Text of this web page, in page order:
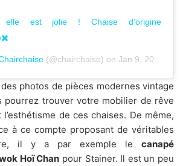
est jolie ! Chaise d’origine
(@chairchaise) on Jan 9, 2020 at 11:16am PST
photos de pièces modernes vintage
pourrez trouver votre mobilier de rêve
de ces chaises. De même,
à ce compte proposant de véritables
il y a par exemple le canapé
Hoï Chan pour Stainer. Il est un peu